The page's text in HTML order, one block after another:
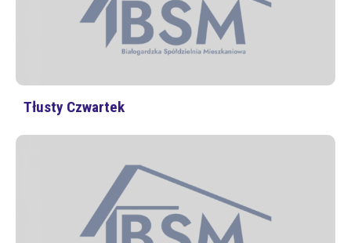
Tłusty Czwartek